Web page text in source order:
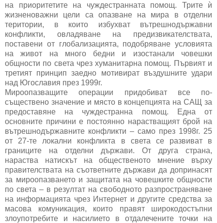
на приоритетите на чуждестранната помощ. Трите ѝ
жизненоважни цели са опазване на мира в отделни
територии, в които избухват вътрешнодържавни
конфликти, овладяване на предизвикателствата,
поставени от глобализацията, подобряване условията
на живот на много бедни и изостанали човешки
общности по света чрез хуманитарна помощ. Първият и
третият принцип заедно мотивират въздушните удари
над Югославия през 1999г.
Мироопазващите операции придобиват все по-
съществено значение и място в концепцията на САЩ за
предоставяне на чуждестранна помощ. Една от
основните причини е постоянно нарастващият брой на
вътрешнодържавните конфликти – само през 1998г. 25
от 27-те локални конфликта в света се развиват в
границите на отделни държави. От друга страна,
нараства натискът на общественото мнение върху
правителствата на съответните държави да допринасят
за мироопазването и защитата на човешките общности
по света – в резултат на свободното разпространяване
на информацията чрез Интернет и другите средства за
масова комуникация, които правят широкодостъпни
злоупотребите и насилието в отдалечените точки на